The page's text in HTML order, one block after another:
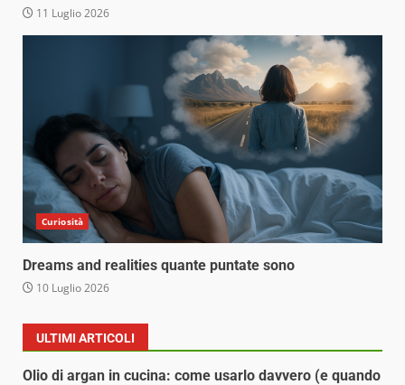
11 Luglio 2026
Curiosità
Dreams and realities quante puntate sono
10 Luglio 2026
ULTIMI ARTICOLI
Olio di argan in cucina: come usarlo davvero (e quando